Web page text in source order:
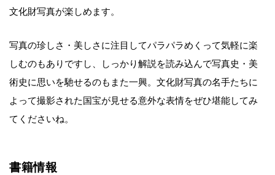
文化財写真が楽しめます。
写真の珍しさ・美しさに注目してパラパラめくって気軽に楽
しむのもありですし、しっかり解説を読み込んで写真史・美
術史に思いを馳せるのもまた一興。文化財写真の名手たちに
よって撮影された国宝が見せる意外な表情をぜひ堪能してみ
てくださいね。
書籍情報